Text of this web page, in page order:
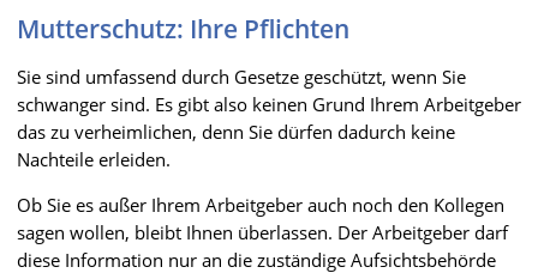
Mutterschutz: Ihre Pflichten
Sie sind umfassend durch Gesetze geschützt, wenn Sie
schwanger sind. Es gibt also keinen Grund Ihrem Arbeitgeber
das zu verheimlichen, denn Sie dürfen dadurch keine
Nachteile erleiden.
Ob Sie es außer Ihrem Arbeitgeber auch noch den Kollegen
sagen wollen, bleibt Ihnen überlassen. Der Arbeitgeber darf
diese Information nur an die zuständige Aufsichtsbehörde